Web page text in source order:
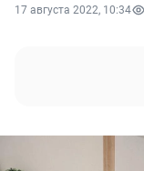
17 августа 2022, 10:34